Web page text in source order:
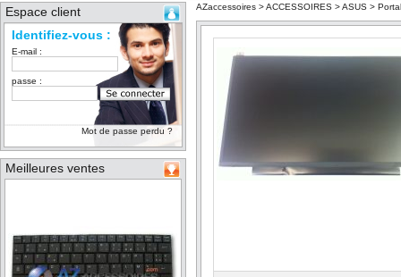
Espace client
Identifiez-vous :
E-mail :
passe :
Mot de passe perdu ?
Meilleures ventes
AZaccessoires >ACCESSOIRES >ASUS >